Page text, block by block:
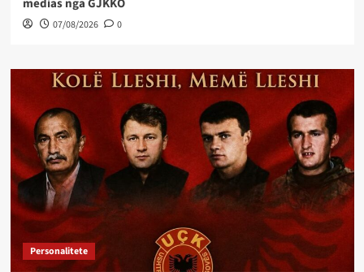
medias nga GJKKO
07/08/2026 0
Personalitete